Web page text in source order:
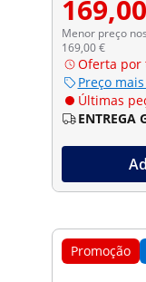
Menor preço
169,00 €
Oferta por
Preço
Últimas
ENTREGA
Promoção